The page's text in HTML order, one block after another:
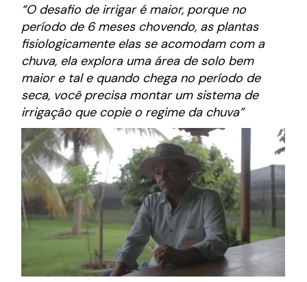
“O desafio de irrigar é maior, porque no
período de 6 meses chovendo, as plantas
fisiologicamente elas se acomodam com a
chuva, ela explora uma área de solo bem
maior e tal e quando chega no período de
seca, você precisa montar um sistema de
irrigação que copie o regime da chuva”